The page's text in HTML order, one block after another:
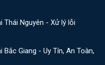
Thái Nguyên - Xử lý lỗi
Giang - Uy Tín, An Toàn,